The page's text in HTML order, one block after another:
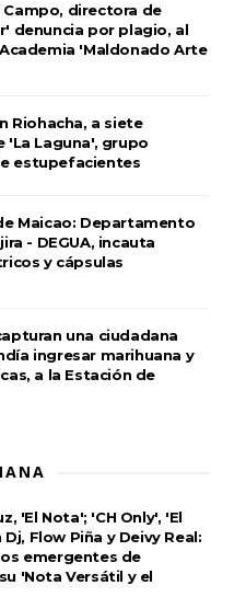
Campo, directora de
denuncia por plagio, al
'Maldonado Arte
Riohacha, a siete
'La Laguna', grupo
estupefacientes
Maicao: Departamento
- DEGUA, incauta
y cápsulas
una ciudadana
ingresar marihuana y
a la Estación de
'El Nota'; 'CH Only', 'El
Flow Piña y Deivy Real:
emergentes de
'Nota Versátil y el